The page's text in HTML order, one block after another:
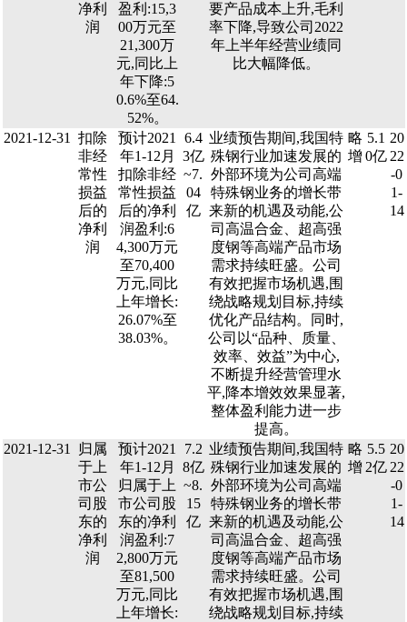
净利
润
盈利:15,3
00万元至
21,300万
元,同比上
年下降:5
0.6%至64.
52%。
要产品成本上升,毛利
率下降,导致公司2022
年上半年经营业绩同
比大幅降低。
2021-12-31
扣除
非经
常性
损益
后的
净利
润
预计2021
年1-12月
扣除非经
常性损益
后的净利
润盈利:6
4,300万元
至70,400
万元,同比
上年增长:
26.07%至
38.03%。
6.4
3亿
~7.
04
亿
业绩预告期间,我国特
殊钢行业加速发展的
外部环境为公司高端
特殊钢业务的增长带
来新的机遇及动能,公
司高温合金、超高强
度钢等高端产品市场
需求持续旺盛。公司
有效把握市场机遇,围
绕战略规划目标,持续
优化产品结构。同时,
公司以“品种、质量、
效率、效益”为中心,
不断提升经营管理水
平,降本增效效果显著,
整体盈利能力进一步
提高。
略
增
5.1
0亿
20
22
-0
1-
14
2021-12-31
归属
于上
市公
司股
东的
净利
润
预计2021
年1-12月
归属于上
市公司股
东的净利
润盈利:7
2,800万元
至81,500
万元,同比
上年增长:
7.2
8亿
~8.
15
亿
业绩预告期间,我国特
殊钢行业加速发展的
外部环境为公司高端
特殊钢业务的增长带
来新的机遇及动能,公
司高温合金、超高强
度钢等高端产品市场
需求持续旺盛。公司
有效把握市场机遇,围
绕战略规划目标,持续
略
增
5.5
2亿
20
22
-0
1-
14